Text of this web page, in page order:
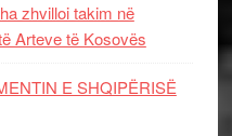
zhvilloi takim në
Arteve të Kosovës
E SHQIPËRISË